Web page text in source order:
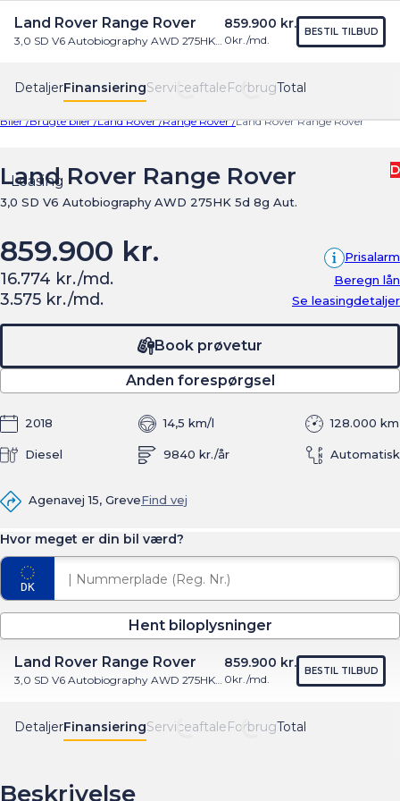
Find os Menu
DetaljerFinansieringServiceaftaleForbrugTotal
Land Rover Range Rover
3,0 SD V6 Autobiography AWD 275HK 5d 8g Aut.
859.900 kr.
0kr./md.
BESTIL TILBUD
Biler /Brugte biler /Land Rover /Range Rover /Land Rover Range Rover
Leasing
Land Rover Range Rover
3,0 SD V6 Autobiography AWD 275HK 5d 8g Aut.
D
859.900 kr. Prisalarm
16.774 kr./md. Beregn lån
3.575 kr./md. Se leasingdetaljer
128.000 km
2018 14,5 km/l
9840 kr./år
Diesel Automatisk
Book prøvetur
Anden forespørgsel
Agenavej 15, GreveFind vej
Hvor meget er din bil værd?
Hent biloplysninger
DetaljerFinansieringServiceaftale ForbrugTotal
Land Rover Range Rover
3,0 SD V6 Autobiography AWD 275HK 5d 8g Aut.
859.900 kr.
0kr./md.
BESTIL TILBUD
Beskrivelse